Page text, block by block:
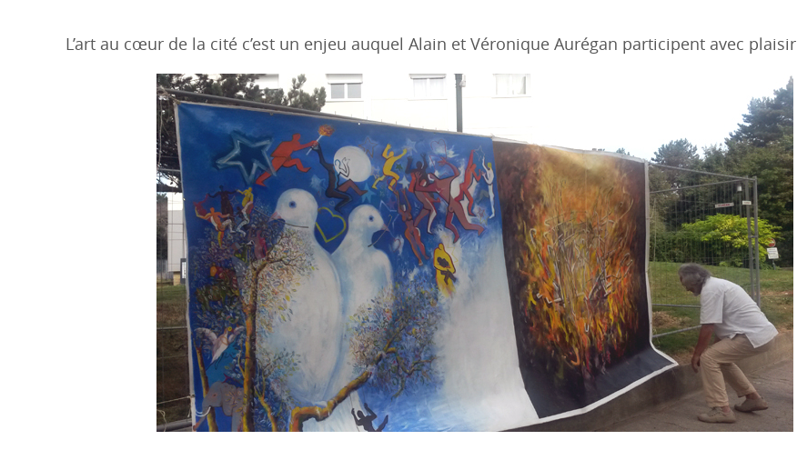
L’art au cœur de la cité c’est un enjeu auquel Alain et Véronique Aurégan participent avec plaisir